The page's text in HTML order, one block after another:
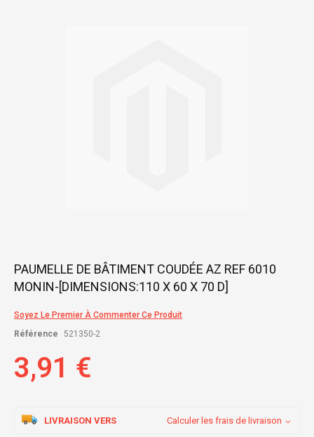
Skip
the
of
images
PAUMELLE DE BÂTIMENT COUDÉE AZ REF 6010
MONIN-[DIMENSIONS:110 X 60 X 70 D]
Soyez Le Premier À Commenter Ce Produit
Référence
521350-2
3,91 €
LIVRAISON VERS Calculer les frais de livraison